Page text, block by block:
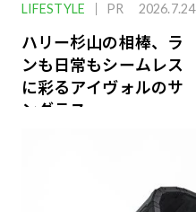
LIFESTYLE PR 2026.7.24
ハリー杉山の相棒、ラ
ンも日常もシームレス
に彩るアイヴォルのサ
ングラス